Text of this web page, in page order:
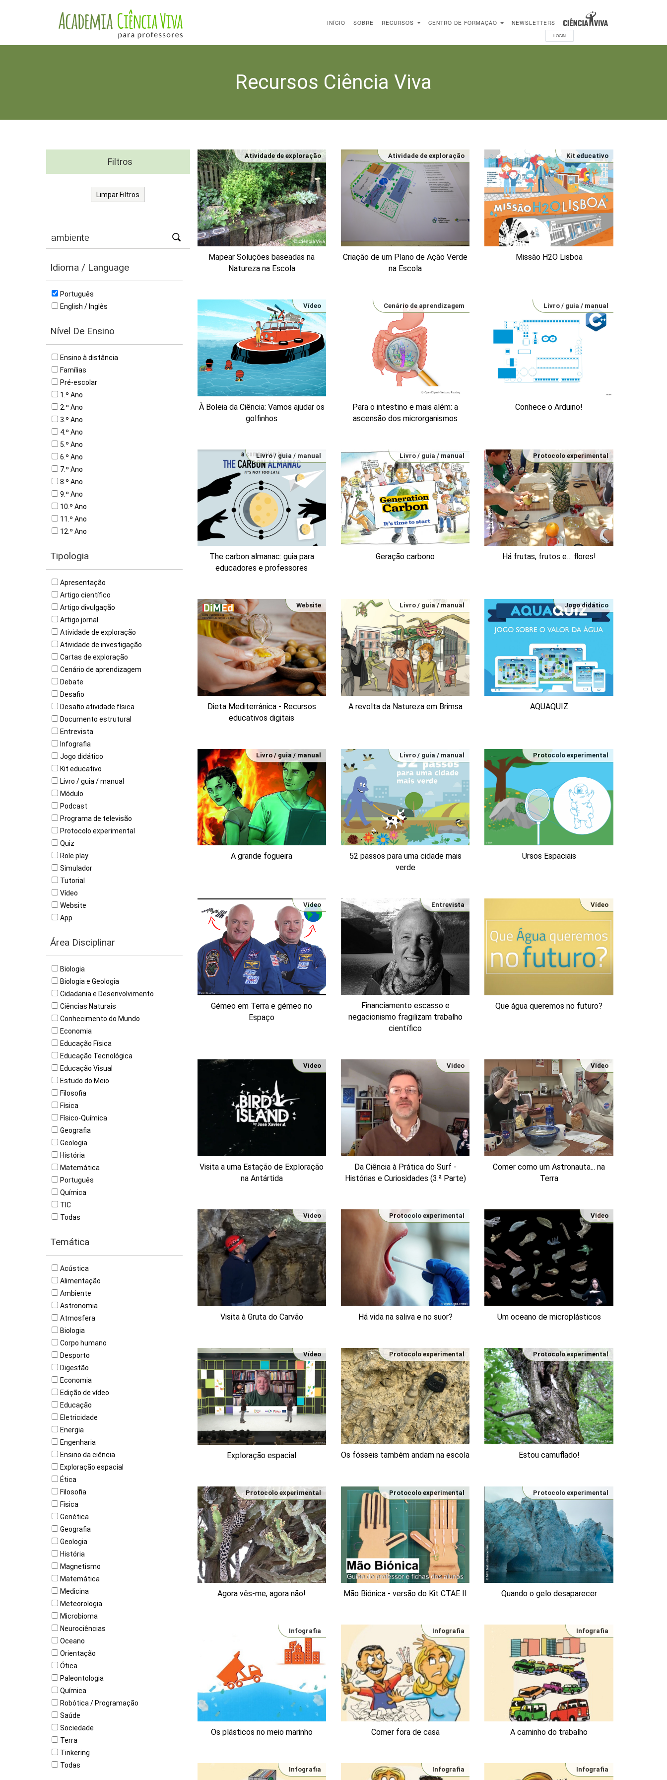
INÍCIO SOBRE RECURSOS CENTRO DE FORMAÇÃO NEWSLETTERS
LOGIN
Recursos Ciência Viva
Filtros
Limpar Filtros
Idioma / Language
Português
English / Inglês
Nível De Ensino
Ensino à distância
Famílias
Pré-escolar
1.º Ano
2.º Ano
3.º Ano
4.º Ano
5.º Ano
6.º Ano
7.º Ano
8.º Ano
9.º Ano
10.º Ano
11.º Ano
12.º Ano
Tipologia
Apresentação
Artigo científico
Artigo divulgação
Artigo jornal
Atividade de exploração
Atividade de investigação
Cartas de exploração
Cenário de aprendizagem
Debate
Desafio
Desafio atividade física
Documento estrutural
Entrevista
Infografia
Jogo didático
Kit educativo
Livro / guia / manual
Módulo
Podcast
Programa de televisão
Protocolo experimental
Quiz
Role play
Simulador
Tutorial
Vídeo
Website
App
Área Disciplinar
Biologia
Biologia e Geologia
Cidadania e Desenvolvimento
Ciências Naturais
Conhecimento do Mundo
Economia
Educação Física
Educação Tecnológica
Educação Visual
Estudo do Meio
Filosofia
Física
Físico-Química
Geografia
Geologia
História
Matemática
Português
Química
TIC
Todas
Temática
Acústica
Alimentação
Ambiente
Astronomia
Atmosfera
Biologia
Corpo humano
Desporto
Digestão
Economia
Edição de vídeo
Educação
Eletricidade
Energia
Engenharia
Ensino da ciência
Exploração espacial
Ética
Filosofia
Física
Genética
Geografia
Geologia
História
Magnetismo
Matemática
Medicina
Meteorologia
Microbioma
Neurociências
Oceano
Orientação
Ótica
Paleontologia
Química
Robótica / Programação
Saúde
Sociedade
Terra
Tinkering
Todas
Mapear Soluções baseadas na
Natureza na Escola
Atividade de exploração
Criação de um Plano de Ação Verde
na Escola
Atividade de exploração
Missão H2O Lisboa
Kit educativo
À Boleia da Ciência: Vamos ajudar os
golfinhos
Vídeo
Para o intestino e mais além: a
ascensão dos microrganismos
Cenário de aprendizagem
Conhece o Arduino!
Livro / guia / manual
The carbon almanac: guia para
educadores e professores
Livro / guia / manual
Geração carbono
Livro / guia / manual
Há frutas, frutos e… flores!
Protocolo experimental
Dieta Mediterrânica - Recursos
educativos digitais
Website
A revolta da Natureza em Brimsa
Livro / guia / manual
AQUAQUIZ
Jogo didático
A grande fogueira
Livro / guia / manual
52 passos para uma cidade mais
verde
Livro / guia / manual
Ursos Espaciais
Protocolo experimental
Gémeo em Terra e gémeo no
Espaço
Vídeo
Financiamento escasso e
negacionismo fragilizam trabalho
científico
Entrevista
Que água queremos no futuro?
Vídeo
Visita a uma Estação de Exploração
na Antártida
Vídeo
Da Ciência à Prática do Surf -
Histórias e Curiosidades (3.ª Parte)
Vídeo
Comer como um Astronauta... na
Terra
Vídeo
Visita à Gruta do Carvão
Vídeo
Há vida na saliva e no suor?
Protocolo experimental
Um oceano de microplásticos
Vídeo
Exploração espacial
Vídeo
Os fósseis também andam na escola
Protocolo experimental
Estou camuflado!
Protocolo experimental
Agora vês-me, agora não!
Protocolo experimental
Mão Biónica - versão do Kit CTAE II
Protocolo experimental
Quando o gelo desaparecer
Protocolo experimental
Os plásticos no meio marinho
Infografia
Comer fora de casa
Infografia
A caminho do trabalho
Infografia
Infografia Infografia Infografia